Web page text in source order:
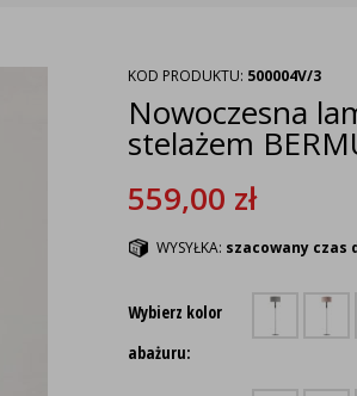
KOD PRODUKTU: 500004V/3
Nowoczesna
stelażem
559,00 zł
WYSYŁKA: szacowany czas
Wybierz kolor
abażuru: